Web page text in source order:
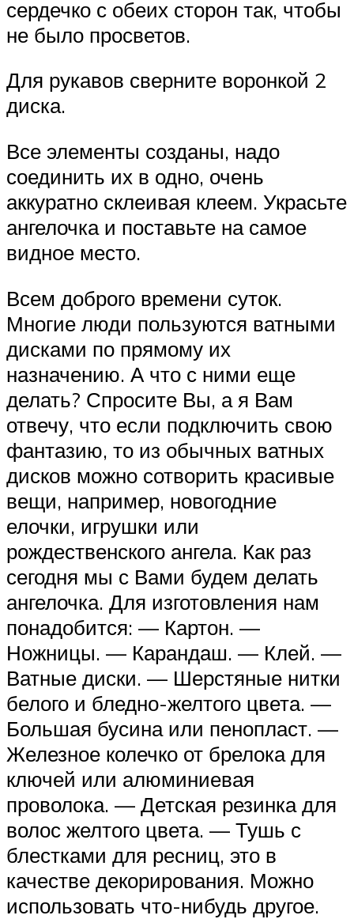
сердечко с обеих сторон так, чтобы
не было просветов.
Для рукавов сверните воронкой 2
диска.
Все элементы созданы, надо
соединить их в одно, очень
аккуратно склеивая клеем. Украсьте
ангелочка и поставьте на самое
видное место.
Всем доброго времени суток.
Многие люди пользуются ватными
дисками по прямому их
назначению. А что с ними еще
делать? Спросите Вы, а я Вам
отвечу, что если подключить свою
фантазию, то из обычных ватных
дисков можно сотворить красивые
вещи, например, новогодние
елочки, игрушки или
рождественского ангела. Как раз
сегодня мы с Вами будем делать
ангелочка. Для изготовления нам
понадобится: — Картон. —
Ножницы. — Карандаш. — Клей. —
Ватные диски. — Шерстяные нитки
белого и бледно-желтого цвета. —
Большая бусина или пенопласт. —
Железное колечко от брелока для
ключей или алюминиевая
проволока. — Детская резинка для
волос желтого цвета. — Тушь с
блестками для ресниц, это в
качестве декорирования. Можно
использовать что-нибудь другое.